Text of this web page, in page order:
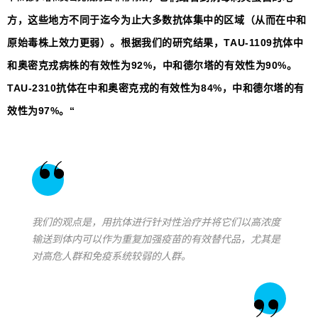
方，这些地方不同于迄今为止大多数抗体集中的区域（从而在中和
原始毒株上效力更弱）。根据我们的研究结果，TAU-1109抗体中
和奥密克戎病株的有效性为92%，中和德尔塔的有效性为90%。
TAU-2310抗体在中和奥密克戎的有效性为84%，中和德尔塔的有
效性为97%。“
我们的观点是，用抗体进行针对性治疗并将它们以高浓度
输送到体内可以作为重复加强疫苗的有效替代品，尤其是
对高危人群和免疫系统较弱的人群。